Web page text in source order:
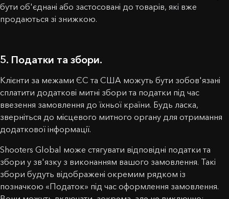
бути об'єднані або застосовані до товарів, які вже
продаються зі знижкою.
5. Податки та збори.
Клієнти за межами ЄС та США можуть бути зобов'язані
сплатити додаткові митні збори та податки під час
ввезення замовлення до їхньої країни. Будь ласка,
зверніться до місцевого митного органу для отримання
додаткової інформації.
Shooters Global може стягувати відповідні податки та
збори у зв'язку з виконанням вашого замовлення. Такі
збори будуть відображені окремим рядком із
позначкою «Податок» під час оформлення замовлення.